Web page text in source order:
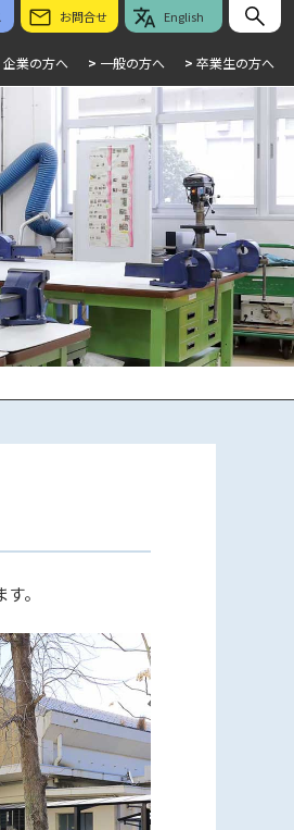
お問合せ English
企業の方へ > 一般の方へ > 卒業生の方へ
。